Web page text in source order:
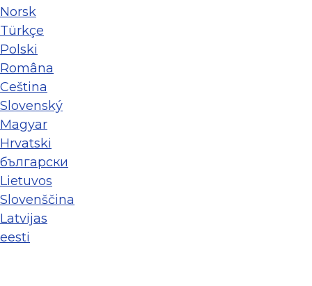
Norsk
Türkçe
Polski
Româna
Ceština
Slovenský
Magyar
Hrvatski
български
Lietuvos
Slovenščina
Latvijas
eesti